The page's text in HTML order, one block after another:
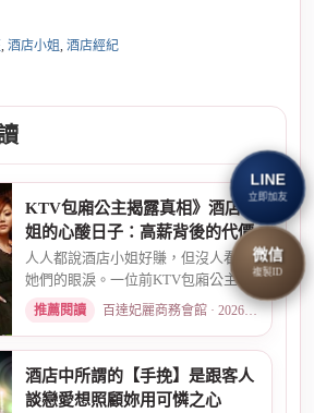
, 酒店小姐, 酒店經紀
KTV包廂公主揭露真相》酒店小
姐的心酸日子：高薪背後的代價
人人都說酒店小姐好賺，但沒人看見
她們的眼淚。一位前KTV包廂公主首
度自曝，從入行初衷、被客人...
推薦閱讀 百達妃麗商務會館 · 2026-05-10
酒店中所謂的【手挽】是跟客人
談戀愛想照顧妳用可憐之心
LINE
立即加友
微信
複製ID